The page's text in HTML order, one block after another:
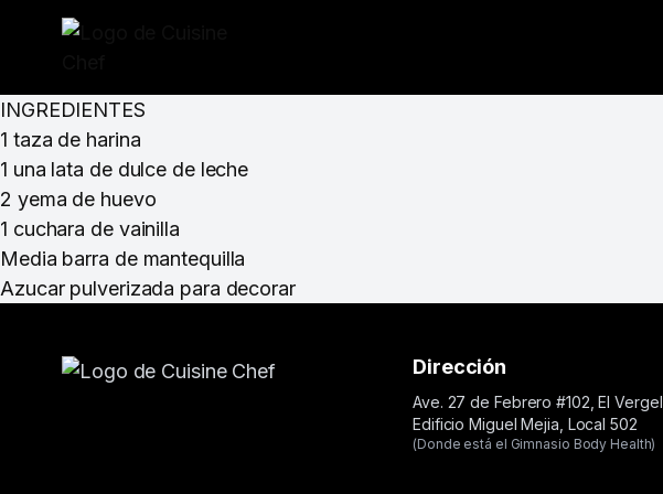
INGREDIENTES
1 taza de harina
1 una lata de dulce de leche
2 yema de huevo
1 cuchara de vainilla
Media barra de mantequilla
Azucar pulverizada para decorar
Dirección
Ave. 27 de Febrero #102, El Vergel
Edificio Miguel Mejia, Local 502
(Donde está el Gimnasio Body Health)